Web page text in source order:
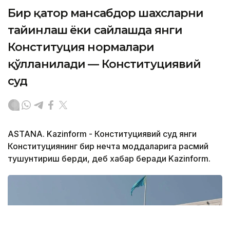
Бир қатор мансабдор шахсларни
тайинлаш ёки сайлашда янги
Конституция нормалари
қўлланилади — Конституциявий
суд
ASTANA. Kazinform - Конституциявий суд янги
Конституциянинг бир нечта моддаларига расмий
тушунтириш берди, деб хабар беради Kazinform.